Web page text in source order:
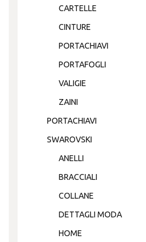
CARTELLE
CINTURE
PORTACHIAVI
PORTAFOGLI
VALIGIE
ZAINI
PORTACHIAVI
SWAROVSKI
ANELLI
BRACCIALI
COLLANE
DETTAGLI MODA
HOME